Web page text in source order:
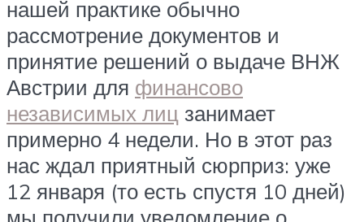
нашей практике обычно
рассмотрение документов и
принятие решений о выдаче ВНЖ
Австрии для финансово
независимых лиц занимает
примерно 4 недели. Но в этот раз
нас ждал приятный сюрприз: уже
12 января (то есть спустя 10 дней)